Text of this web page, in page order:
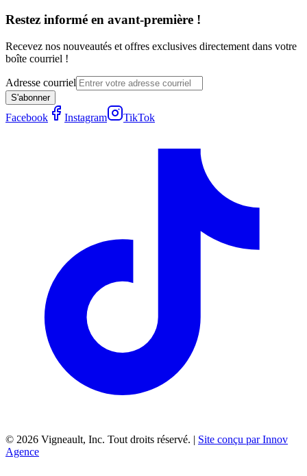
Restez informé en avant-première !
Recevez nos nouveautés et offres exclusives directement dans votre
boîte courriel !
Adresse courriel
S'abonner
Facebook Instagram TikTok
© 2026 Vigneault, Inc. Tout droits réservé. | Site conçu par Innov
Agence